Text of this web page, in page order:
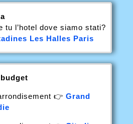
tu l’hotel dove siamo stati?
Les Halles Paris
👉Grand